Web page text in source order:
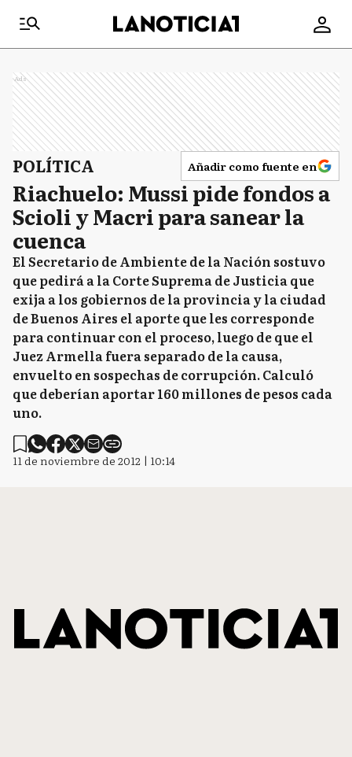
Ads
POLÍTICA Añadir como fuente en
Riachuelo: Mussi pide fondos a
Scioli y Macri para sanear la
cuenca
El Secretario de Ambiente de la Nación sostuvo
que pedirá a la Corte Suprema de Justicia que
exija a los gobiernos de la provincia y la ciudad
de Buenos Aires el aporte que les corresponde
para continuar con el proceso, luego de que el
Juez Armella fuera separado de la causa,
envuelto en sospechas de corrupción. Calculó
que deberían aportar 160 millones de pesos cada
uno.
11 de noviembre de 2012 | 10:14